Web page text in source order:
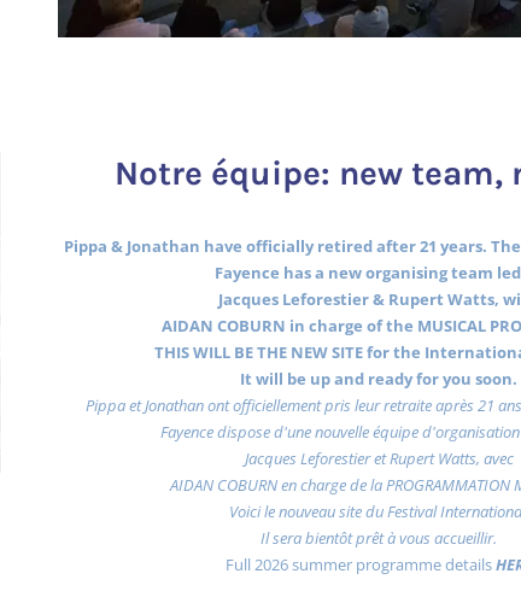
Notre équipe: new team,
Pippa & Jonathan have officially retired after 21 years.
Fayence has a new organising team
Jacques Leforestier & Rupert Watts,
AIDAN COBURN in charge of the MUSICAL
THIS WILL BE THE NEW SITE for the
It will be up and ready for you soon.
Pippa et Jonathan ont officiellement pris leur retraite après 21
Fayence dispose d'une nouvelle équipe
Jacques Leforestier et Rupert Watts, avec
AIDAN COBURN en charge de la PROGRAMMATION
Voici le nouveau site du Festival
Il sera bientôt prêt à vous accueillir.
Full 2026 summer programme details